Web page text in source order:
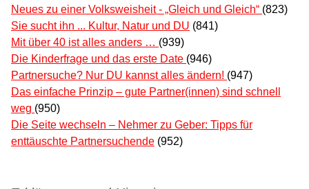
Neues zu einer Volksweisheit - „Gleich und Gleich“ (823)
Sie sucht ihn ... Kultur, Natur und DU (841)
Mit über 40 ist alles anders … (939)
Die Kinderfrage und das erste Date (946)
Partnersuche? Nur DU kannst alles ändern! (947)
Das einfache Prinzip – gute Partner(innen) sind schnell
weg (950)
Die Seite wechseln – Nehmer zu Geber: Tipps für
enttäuschte Partnersuchende (952)